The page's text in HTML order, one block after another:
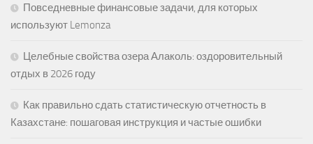
Повседневные финансовые задачи, для которых
используют Lemonza
Целебные свойства озера Алаколь: оздоровительный
отдых в 2026 году
Как правильно сдать статистическую отчетность в
Казахстане: пошаговая инструкция и частые ошибки